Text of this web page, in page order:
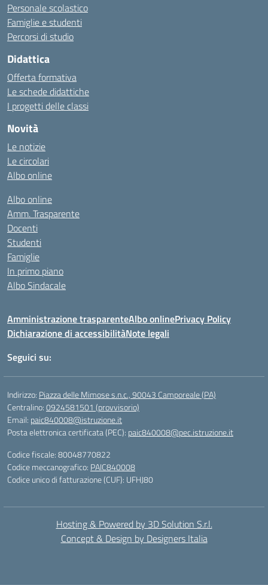
Personale scolastico
Famiglie e studenti
Percorsi di studio
Didattica
Offerta formativa
Le schede didattiche
I progetti delle classi
Novità
Le notizie
Le circolari
Albo online
Albo online
Amm. Trasparente
Docenti
Studenti
Famiglie
In primo piano
Albo Sindacale
Amministrazione trasparenteAlbo onlinePrivacy Policy
Dichiarazione di accessibilitàNote legali
Seguici su:
Indirizzo: Piazza delle Mimose s.n.c., 90043 Camporeale (PA)
Centralino:0924581501 (provvisorio)
Email: paic840008@istruzione.it
Posta elettronica certificata (PEC): paic840008@pec.istruzione.it
Codice fiscale: 80048770822
Codice meccanografico: PAIC840008
Codice unico di fatturazione (CUF): UFHJ80
Hosting & Powered by 3D Solution S.r.l.
Concept & Design by Designers Italia